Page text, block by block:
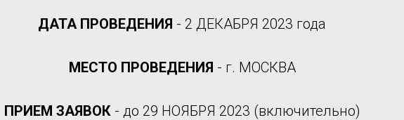
ДАТА ПРОВЕДЕНИЯ - 2 ДЕКАБРЯ 2023 года
МЕСТО ПРОВЕДЕНИЯ - г. МОСКВА
ПРИЕМ ЗАЯВОК- до 29 НОЯБРЯ 2023 (включительно)